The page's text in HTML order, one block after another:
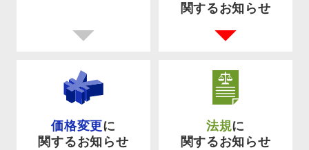
関するお知らせ
価格変更に
関するお知らせ
法規に
関するお知らせ